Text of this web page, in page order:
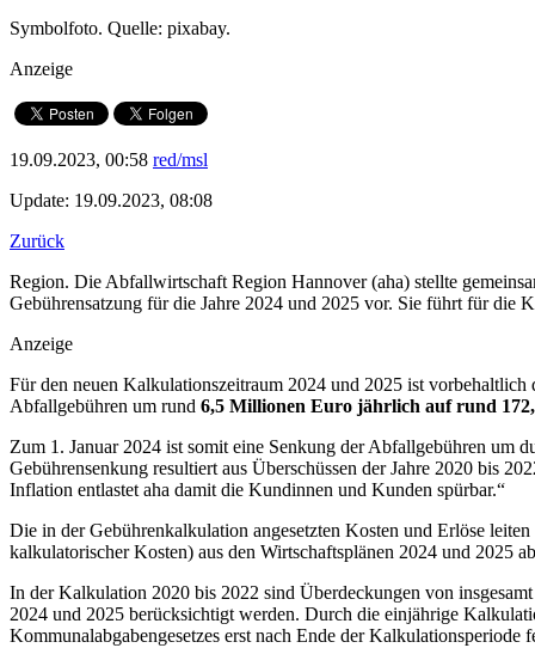
Symbolfoto. Quelle: pixabay.
Anzeige
19.09.2023, 00:58 red/msl
Update: 19.09.2023, 08:08
Zurück
Region. Die Abfallwirtschaft Region Hannover (aha) stellte
Gebührensatzung für die Jahre 2024 und 2025 vor. Sie führt für die
Anzeige
Für den neuen Kalkulationszeitraum 2024 und 2025 ist
Abfallgebühren um rund 6,5 Millionen Euro jährlich auf rund
Zum 1. Januar 2024 ist somit eine Senkung der Abfallgebühren um
Gebührensenkung resultiert aus Überschüssen der Jahre 2020 bis
Inflation entlastet aha damit die Kundinnen und Kunden spürbar.“
Die in der Gebührenkalkulation angesetzten Kosten und Erlöse
kalkulatorischer Kosten) aus den Wirtschaftsplänen 2024 und 2025
In der Kalkulation 2020 bis 2022 sind Überdeckungen von
2024 und 2025 berücksichtigt werden. Durch die einjährige
Kommunalabgabengesetzes erst nach Ende der